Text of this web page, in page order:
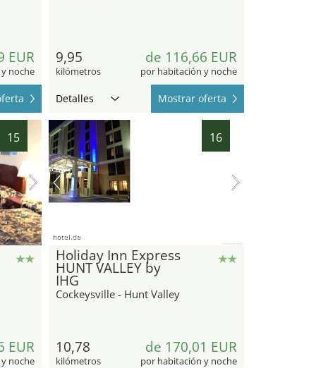
EUR
noche
9,95
kilómetros
de 116,66 EUR
por habitación y noche
Detalles Mostrar oferta
15
EUR
noche
16
hotel.de
Holiday Inn Express
HUNT VALLEY by
IHG
Cockeysville - Hunt Valley
10,78
kilómetros
de 170,01 EUR
por habitación y noche